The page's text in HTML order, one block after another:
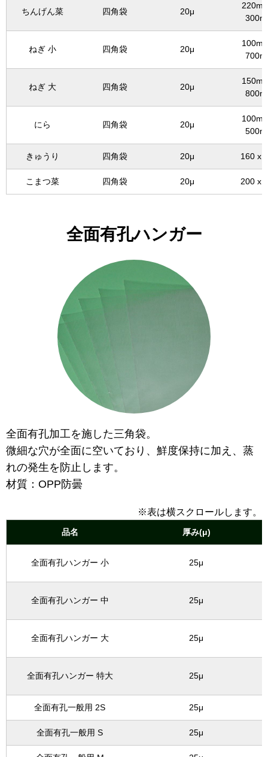
ちんげん菜 四角袋 20μ
ねぎ 小 四角袋 20μ
ねぎ 大 四角袋 20μ
にら 四角袋 20μ
きゅうり 四角袋 20μ 160 x
こまつ菜 四角袋 20μ 200 x
全面有孔ハンガー
全面有孔加工を施した三角袋。
微細な穴が全面に空いており、鮮度保持に加え、蒸
れの発生を防止します。
材質：OPP防曇
※表は横スクロールします。
品名 厚み(μ)
全面有孔ハンガー 小 25μ
全面有孔ハンガー 中 25μ
全面有孔ハンガー 大 25μ
全面有孔ハンガー 特大 25μ
全面有孔一般用 2S 25μ
全面有孔一般用 S 25μ